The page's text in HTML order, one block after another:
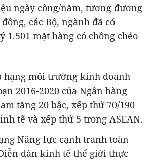
ngày công/năm, tương đương
các Bộ, ngành đã có
1.501 mặt hàng có chồng chéo
hạng môi trường kinh doanh
2016-2020 của Ngân hàng
tăng 20 bậc, xếp thứ 70/190
tế và xếp thứ 5 trong ASEAN.
Năng lực cạnh tranh toàn
đàn kinh tế thế giới thực